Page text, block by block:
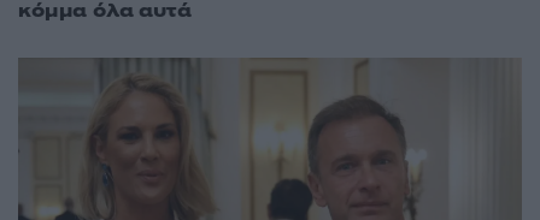
κόμμα όλα αυτά